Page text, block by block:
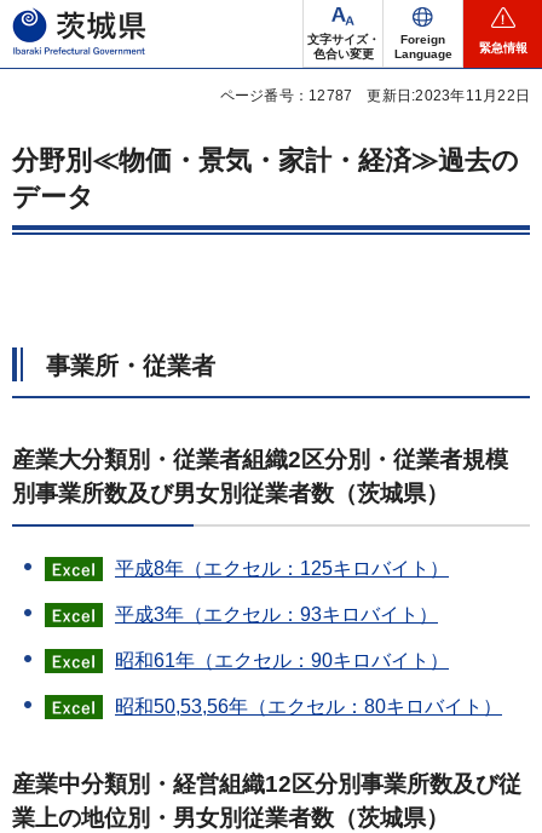
茨城県
文字サイズ・
色合い変更
Foreign
Language
緊急情報
ページ番号：12787 更新日:2023年11月22日
分野別≪物価・景気・家計・経済≫過去の
データ
事業所・従業者
産業大分類別・従業者組織2区分別・従業者規模
別事業所数及び男女別従業者数（茨城県）
平成8年（エクセル：125キロバイト）
平成3年（エクセル：93キロバイト）
昭和61年（エクセル：90キロバイト）
昭和50,53,56年（エクセル：80キロバイト）
産業中分類別・経営組織12区分別事業所数及び従
業上の地位別・男女別従業者数（茨城県）